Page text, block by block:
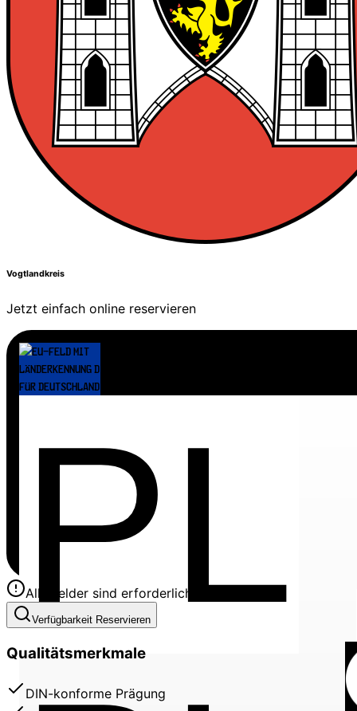
Vogtlandkreis
Jetzt einfach online reservieren
Alle Felder sind erforderlich
Verfügbarkeit Reservieren
Qualitätsmerkmale
DIN-konforme Prägung